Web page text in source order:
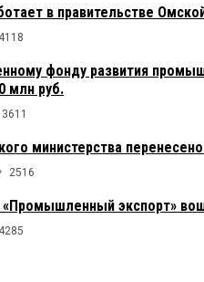
в правительстве
4118
фонду развития
млн руб.
3611
министерства
2516
«Промышленный экспорт»
4285